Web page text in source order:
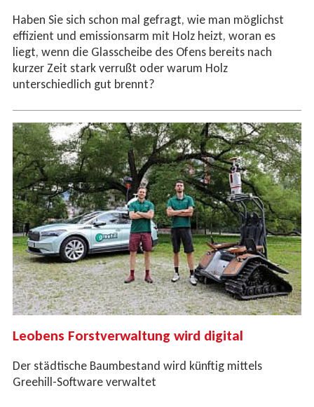
Haben Sie sich schon mal gefragt, wie man möglichst
effizient und emissionsarm mit Holz heizt, woran es
liegt, wenn die Glasscheibe des Ofens bereits nach
kurzer Zeit stark verrußt oder warum Holz
unterschiedlich gut brennt?
Leobens Forstverwaltung wird digital
Der städtische Baumbestand wird künftig mittels
Greehill-Software verwaltet